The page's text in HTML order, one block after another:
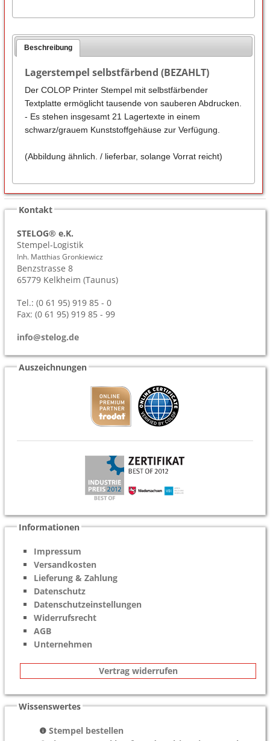
Beschreibung
Lagerstempel selbstfärbend (BEZAHLT)
Der COLOP Printer Stempel mit selbstfärbender
Textplatte ermöglicht tausende von sauberen Abdrucken.
- Es stehen insgesamt 21 Lagertexte in einem
schwarz/grauem Kunststoffgehäuse zur Verfügung.
(Abbildung ähnlich. / lieferbar, solange Vorrat reicht)
Kontakt
STELOG® e.K.
Stempel-Logistik
Inh. Matthias Gronkiewicz
Benzstrasse 8
65779 Kelkheim (Taunus)
Tel.: (0 61 95) 919 85 - 0
Fax: (0 61 95) 919 85 - 99
info@stelog.de
Auszeichnungen
Informationen
Impressum
Versandkosten
Lieferung & Zahlung
Datenschutz
Datenschutzeinstellungen
Widerrufsrecht
AGB
Unternehmen
Vertrag widerrufen
Wissenswertes
Stempel bestellen